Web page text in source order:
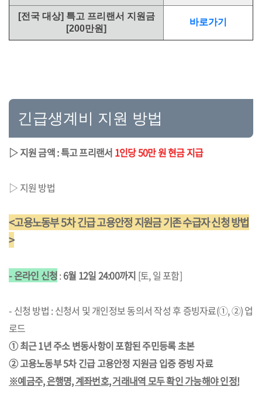
[전국 대상] 특고 프리랜서 지원금
[200만원]
바로가기
긴급생계비 지원 방법
▷ 지원 금액 : 특고 프리랜서 1인당 50만 원 현금 지급
▷ 지원 방법
<고용노동부 5차 긴급 고용안정 지원금 기존 수급자 신청 방법
>
- 온라인 신청:6월 12일 24:00까지 [토, 일 포함]
- 신청 방법 : 신청서 및 개인정보 동의서 작성 후 증빙자료(①, ②) 업
로드
① 최근 1년 주소 변동사항이 포함된 주민등록 초본
② 고용노동부 5차 긴급 고용안정 지원금 입증 증빙 자료
※예금주, 은행명, 계좌번호, 거래내역 모두 확인 가능해야 인정!